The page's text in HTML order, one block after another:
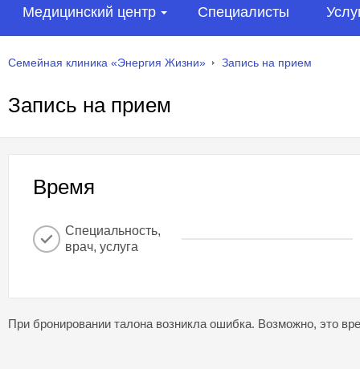
Медицинский центр Специалисты
Семейная клиника «Энергия Жизни» Запись на прием
Запись на прием
Время
Специальность,
врач, услуга
При бронировании талона возникла ошибка. Возможно, это